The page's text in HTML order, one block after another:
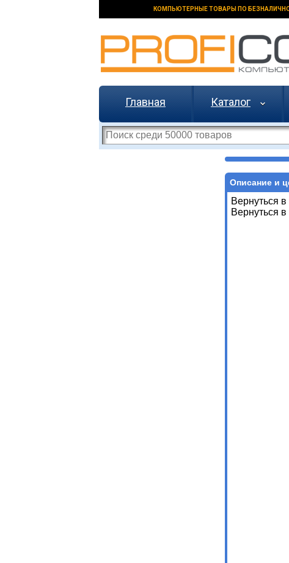
КОМПЬЮТЕРНЫЕ ТОВАРЫ ПО
Главная Каталог
Описание и
Вернуться
Вернуться